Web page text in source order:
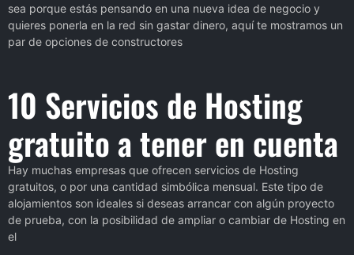
sea porque estás pensando en una nueva idea de negocio y
quieres ponerla en la red sin gastar dinero, aquí te mostramos un
par de opciones de constructores
10 Servicios de Hosting
gratuito a tener en cuenta
Hay muchas empresas que ofrecen servicios de Hosting
gratuitos, o por una cantidad simbólica mensual. Este tipo de
alojamientos son ideales si deseas arrancar con algún proyecto
de prueba, con la posibilidad de ampliar o cambiar de Hosting en
el